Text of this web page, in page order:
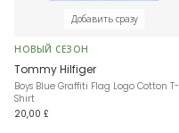
Добавить сразу
НОВЫЙ СЕЗОН
Tommy Hilfiger
Boys Blue Graffiti Flag Logo Cotton T-
Shirt
20,00 £